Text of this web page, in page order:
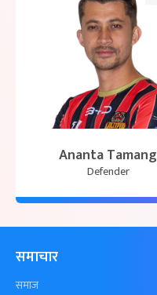
Ananta Tamang
Defender
समाचार
समाज